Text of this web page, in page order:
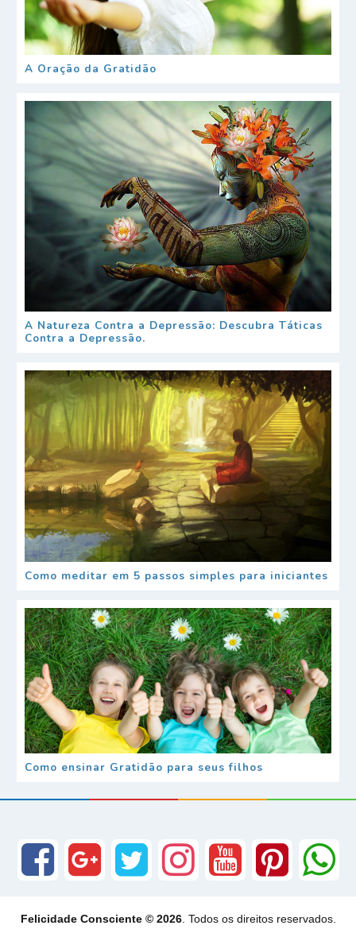
A Oração da Gratidão
A Natureza Contra a Depressão: Descubra Táticas
Contra a Depressão.
Como meditar em 5 passos simples para iniciantes
Como ensinar Gratidão para seus filhos
Felicidade Consciente © 2026. Todos os direitos reservados.